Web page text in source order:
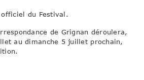
du Festival.
de Grignan déroulera,
au dimanche 5 juillet prochain,